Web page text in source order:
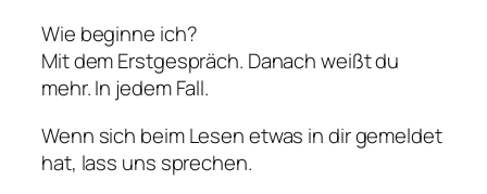
Wie beginne ich?
Mit dem Erstgespräch. Danach weißt du
mehr. In jedem Fall.
Wenn sich beim Lesen etwas in dir gemeldet
hat, lass uns sprechen.